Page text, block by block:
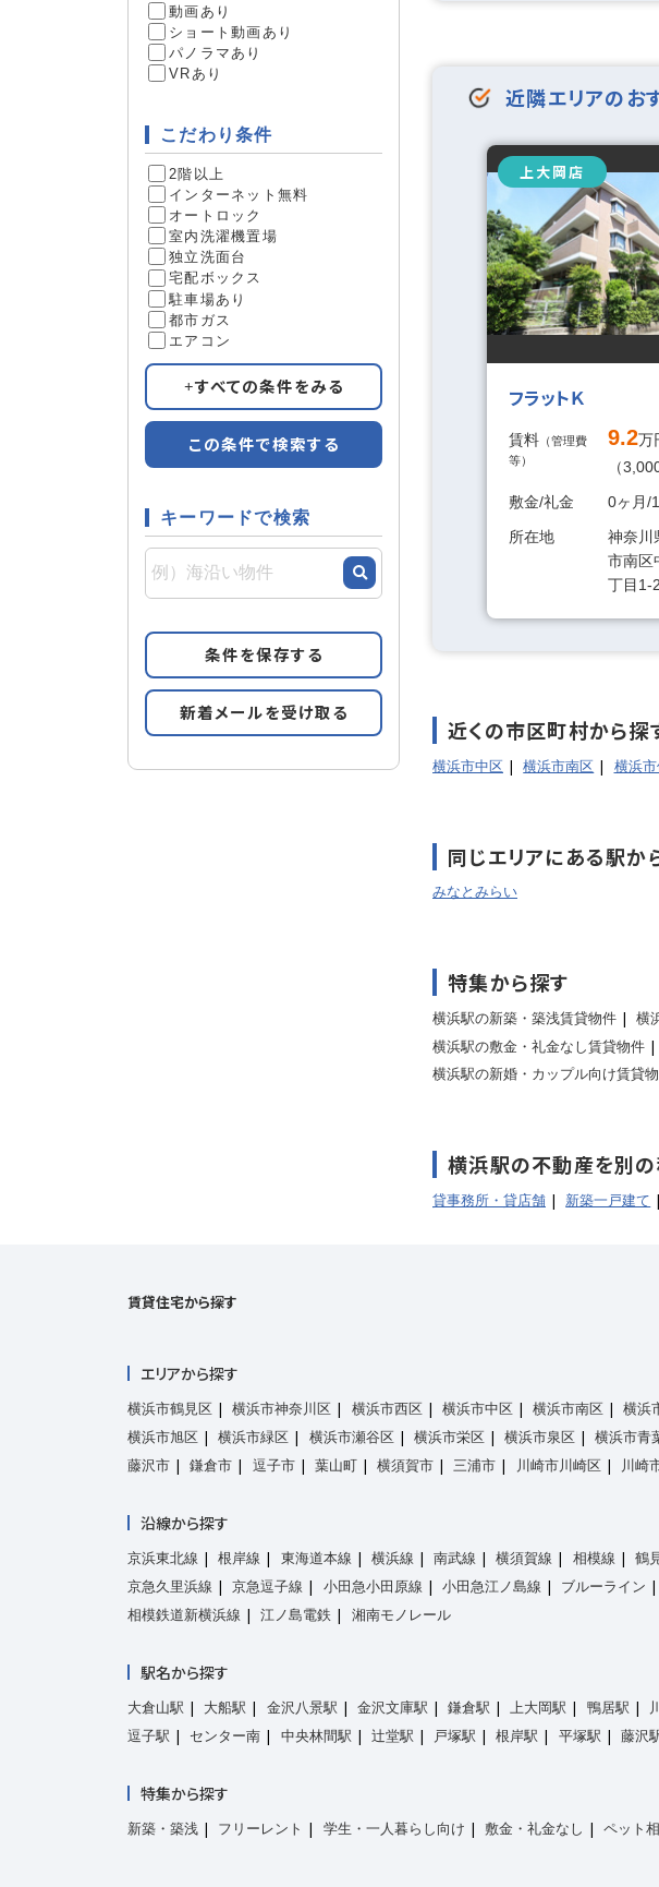
動画あり
ショート動画あり
パノラマあり
VRあり
こだわり条件
2階以上
インターネット無料
オートロック
室内洗濯機置場
独立洗面台
宅配ボックス
駐車場あり
都市ガス
エアコン
すべての条件をみる
この条件で検索する
キーワードで検索
条件を保存する
新着メールを受け取る
サービス フロントサービス 24
立地条件 日当たり良好
条件 ペット相談 ペ
２
フ
ガスコンロ設置可
ル
最
リフォーム リフォーム済 リ
近隣エリアのお
上大岡店
フラットＫ
賃料 （管理費
等）
9.2万
（
敷金/礼金
0ヶ月/
所在地
神奈川
市南区
丁目1-
近くの市区町村から探
横浜市中区 横浜市南区 横浜
同じエリアにある駅か
みなとみらい
特集から探す
横浜駅の新築・築浅賃貸物件 横
横浜駅の敷金・礼金なし賃貸物件
横浜駅の新婚・カップル向け賃貸
横浜駅の不動産を別
貸事務所・貸店舗 新築一戸建て
賃貸住宅から探す
エリアから探す
横浜市鶴見区 横浜市神奈川区 横浜市西区 横浜市中区 横浜市南区 横浜
横浜市旭区
横浜市緑区 横浜市瀬谷区 横浜市栄区 横浜市泉区 横浜市青
藤沢市
鎌倉市 逗子市 葉山町 横須賀市 三浦市 川崎市川崎区 川崎
沿線から探す
京浜東北線 根岸線 東海道本線 横浜線 南武線 横須賀線 相模線 鶴
京急久里浜線
京急逗子線 小田急小田原線 小田急江ノ島線 ブルーライン
相模鉄道新横浜線
江ノ島電鉄 湘南モノレール
駅名から探す
大倉山駅 大船駅 金沢八景駅 金沢文庫駅 鎌倉駅 上大岡駅 鴨居駅
逗子駅
センター南 中央林間駅 辻堂駅 戸塚駅 根岸駅 平塚駅 藤沢
特集から探す
新築・築浅 フリーレント 学生・一人暮らし向け 敷金・礼金なし ペット